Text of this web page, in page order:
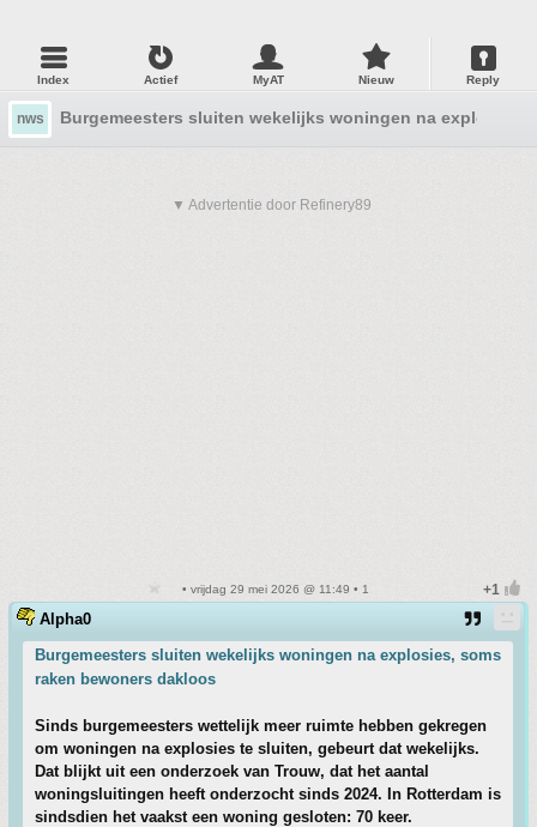
Index Actief MyAT Nieuw Reply
nws Burgemeesters sluiten wekelijks woningen na explosies
▼ Advertentie door Refinery89
• vrijdag 29 mei 2026 @ 11:49 • 1
Alpha0
Burgemeesters sluiten wekelijks woningen na explosies, soms
raken bewoners dakloos
Sinds burgemeesters wettelijk meer ruimte hebben gekregen
om woningen na explosies te sluiten, gebeurt dat wekelijks.
Dat blijkt uit een onderzoek van Trouw, dat het aantal
woningsluitingen heeft onderzocht sinds 2024. In Rotterdam is
sindsdien het vaakst een woning gesloten: 70 keer.